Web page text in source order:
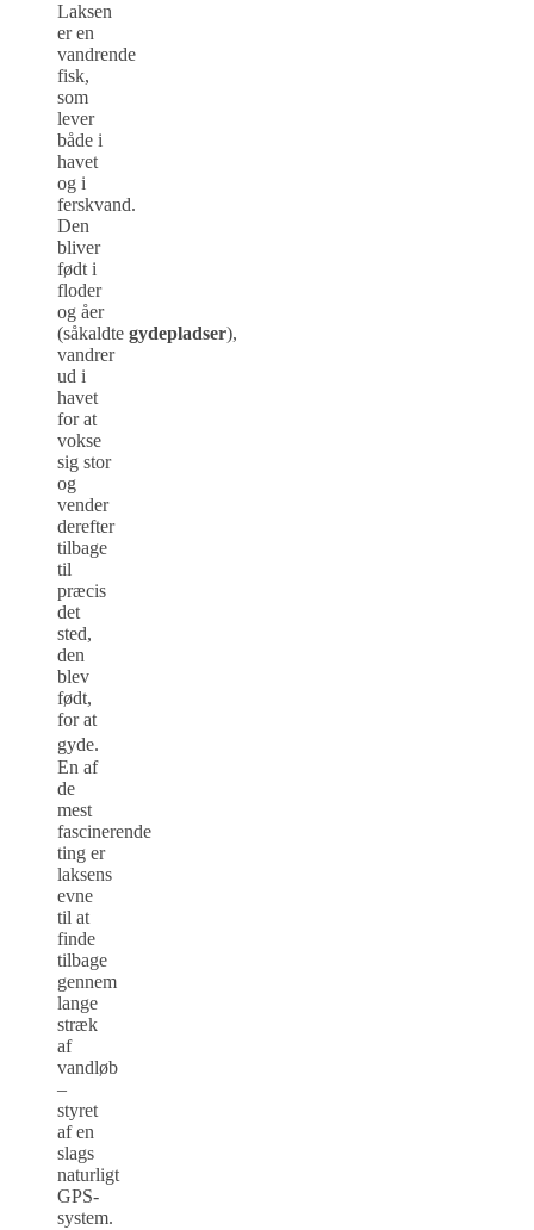
Laksen
er en
vandrende
fisk,
som
lever
både i
havet
og i
ferskvand.
Den
bliver
født i
floder
og åer
(såkaldte gydepladser),
vandrer
ud i
havet
for at
vokse
sig stor
og
vender
derefter
tilbage
til
præcis
det
sted,
den
blev
født,
for at
gyde.
En af
de
mest
fascinerende
ting er
laksens
evne
til at
finde
tilbage
gennem
lange
stræk
af
vandløb
–
styret
af en
slags
naturligt
GPS-
system.